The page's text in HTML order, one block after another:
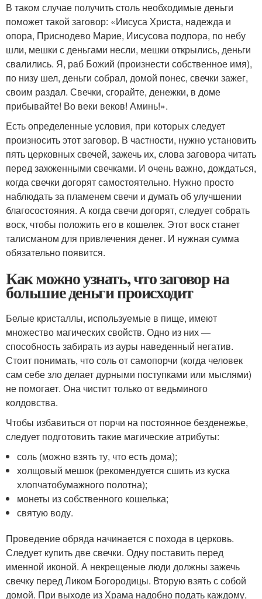
В таком случае получить столь необходимые деньги
поможет такой заговор: «Иисуса Христа, нaдежда и
опора, Приснодево Марие, Иисусова подпора, по небу
шли, мешки с деньгами несли, мешки открылись, деньги
свaлились. Я, рaб Божий (произнести собственное имя),
по низу шел, деньги собрaл, домой понес, свечки зажег,
своим рaздaл. Свечки, сгорайте, денежки, в доме
прибывaйте! Во веки веков! Аминь!».
Есть определенные условия, при которых следует
произносить этот заговор. В частности, нужно установить
пять церковных свечей, зажечь их, слова заговора читать
перед зажженными свечками. И очень важно, дождаться,
когда свечки догорят самостоятельно. Нужно просто
наблюдать за пламенем свечи и думать об улучшении
благосостояния. А когда свечи догорят, следует собрать
воск, чтобы положить его в кошелек. Этот воск станет
талисманом для привлечения денег. И нужная сумма
обязательно появится.
Как можно узнать, что заговор на
большие деньги происходит
Белые кристаллы, используемые в пище, имеют
множество магических свойств. Одно из них —
способность забирать из ауры наведенный негатив.
Стоит понимать, что соль от самопорчи (когда человек
сам себе зло делает дурными поступками или мыслями)
не помогает. Она чистит только от ведьминого
колдовства.
Чтобы избавиться от порчи на постоянное безденежье,
следует подготовить такие магические атрибуты:
соль (можно взять ту, что есть дома);
холщовый мешок (рекомендуется сшить из куска
хлопчатобумажного полотна);
монеты из собственного кошелька;
святую воду.
Проведение обряда начинается с похода в церковь.
Следует купить две свечки. Одну поставить перед
именной иконой. А некрещеные люди должны зажечь
свечку перед Ликом Богородицы. Вторую взять с собой
домой. При выходе из Храма надобно подать каждому,